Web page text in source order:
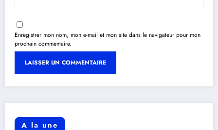
Enregistrer mon nom, mon e-mail et mon site dans le navigateur pour mon
prochain commentaire.
A la une